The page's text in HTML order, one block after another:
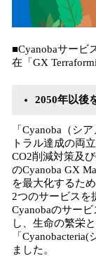
■Cyanobaサービ
在「GX
2050年以後
「Cyanoba（シ
トラル達成の両
CO2削減対策及
のCyanoba GX
を最大化するた
2つのサービスを
Cyanobaのサー
し、生命の繁栄
「
ました。